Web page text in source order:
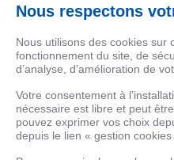
Données
Nous respectons
Nous utilisons des cookies sur
fonctionnement du site, de
d’analyse, d’amélioration de
Votre consentement à
nécessaire est libre et peut
pouvez exprimer vos choix
depuis le lien « gestion